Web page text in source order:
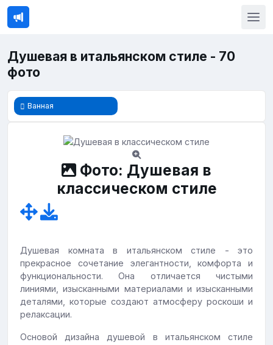
Душевая в итальянском стиле - 70
фото
Ванная
Фото: Душевая в
классическом стиле
Душевая комната в итальянском стиле - это
прекрасное сочетание элегантности, комфорта и
функциональности. Она отличается чистыми
линиями, изысканными материалами и изысканными
деталями, которые создают атмосферу роскоши и
релаксации.
Основой дизайна душевой в итальянском стиле